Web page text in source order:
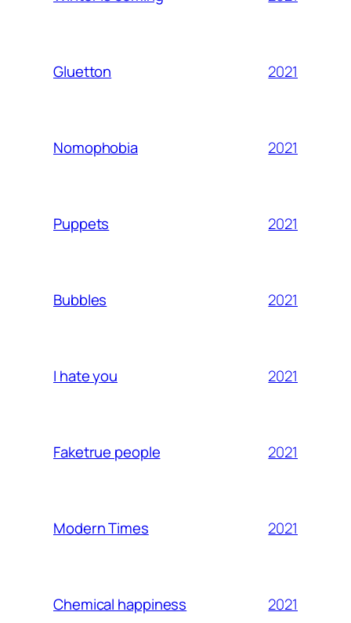
Gluetton 2021
Nomophobia 2021
Puppets 2021
Bubbles 2021
I hate you 2021
Faketrue people 2021
Modern Times 2021
Chemical happiness 2021